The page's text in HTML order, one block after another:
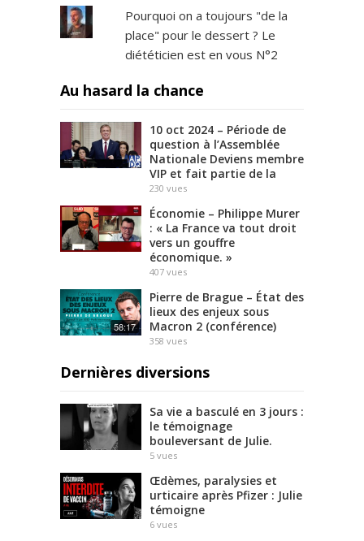
Pourquoi on a toujours "de la
place" pour le dessert ? Le
diététicien est en vous N°2
Au hasard la chance
10 oct 2024 – Période de
question à l’Assemblée
Nationale Deviens membre
VIP et fait partie de la
230 vues
Économie – Philippe Murer
: « La France va tout droit
vers un gouffre
économique. »
407 vues
58:17
Pierre de Brague – État des
lieux des enjeux sous
Macron 2 (conférence)
358 vues
Dernières diversions
Sa vie a basculé en 3 jours :
le témoignage
bouleversant de Julie.
5 vues
Œdèmes, paralysies et
urticaire après Pfizer : Julie
témoigne
6 vues